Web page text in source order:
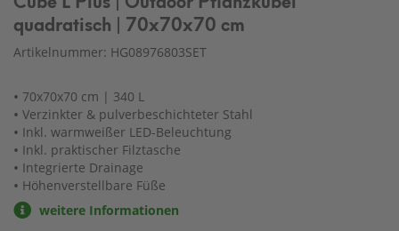
quadratisch | 70x70x70 cm
Artikelnummer: HG08976803SET
70x70x70 cm | 340 L
Verzinkter & pulverbeschichteter Stahl
Inkl. warmweißer LED-Beleuchtung
Inkl. praktischer Filztasche
Integrierte Drainage
Höhenverstellbare Füße
weitere Informationen